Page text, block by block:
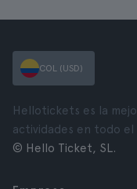
COL (USD)
Hellotickets es la
actividades en todo el
© Hello Ticket, SL.